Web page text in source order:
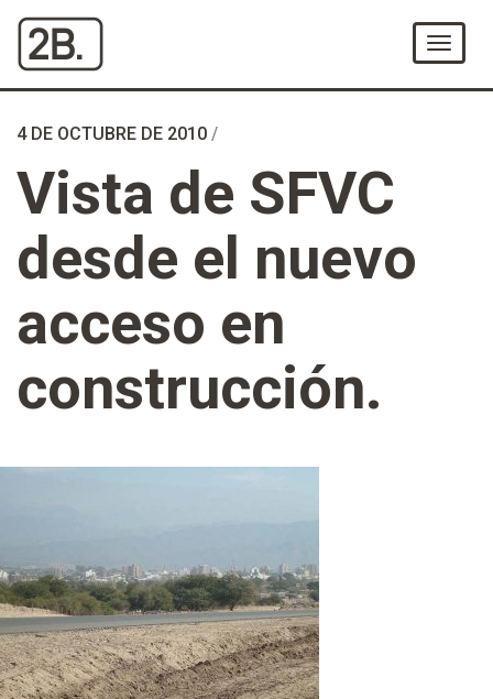
Contenido
Menú
4 DE OCTUBRE DE 2010 /
Vista de SFVC
desde el nuevo
acceso en
construcción.